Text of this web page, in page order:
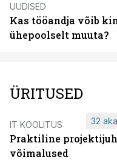
UUDISED
Kas tööandja võib
ühepoolselt muuta?
ÜRITUSED
IT KOOLITUS
Praktiline
võimalused
32